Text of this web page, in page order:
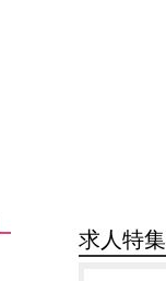
求人特集